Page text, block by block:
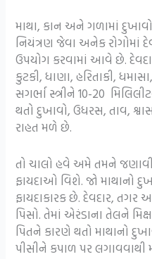
માથા, કાન અને ગળામાં
નિયંત્રણ જેવા અનેક રોગોમાં
ઉપયોગ કરવામાં આવે છે.
કુટકી, ધાણા, હરિતાકી,
સગર્ભા સ્ત્રીને 10-20
થતો દુખાવો, ઉધરસ, તાવ,
રાહત મળે છે.
તો ચાલો હવે અમે તમને
ફાયદાઓ વિશે. જો માથાનો
ફાયદાકારક છે. દેવદાર,
પિસો. તેમાં એરંડાના તેલને
પિતને કારણે થતો માથાનો
પીસીને કપાળ પર